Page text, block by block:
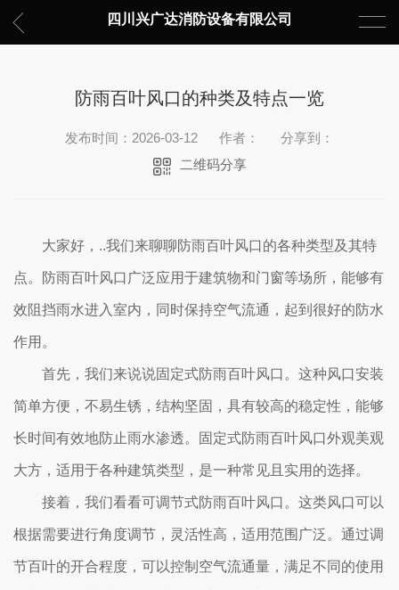
四川兴广达消防设备有限公司
防雨百叶风口的种类及特点一览
发布时间：2026-03-12 作者：
分享到：
二维码分享
大家好，..我们来聊聊防雨百叶风口的各种类型及其特
点。防雨百叶风口广泛应用于建筑物和门窗等场所，能够有
效阻挡雨水进入室内，同时保持空气流通，起到很好的防水
作用。
首先，我们来说说固定式防雨百叶风口。这种风口安装
简单方便，不易生锈，结构坚固，具有较高的稳定性，能够
长时间有效地防止雨水渗透。固定式防雨百叶风口外观美观
大方，适用于各种建筑类型，是一种常见且实用的选择。
接着，我们看看可调节式防雨百叶风口。这类风口可以
根据需要进行角度调节，灵活性高，适用范围广泛。通过调
节百叶的开合程度，可以控制空气流通量，满足不同的使用